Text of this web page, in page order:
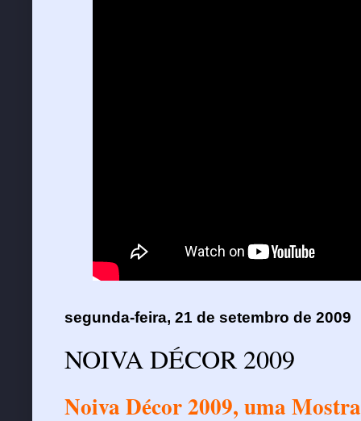
segunda-feira, 21 de setembro de 2009
NOIVA DÉCOR 2009
Noiva Décor 2009, uma